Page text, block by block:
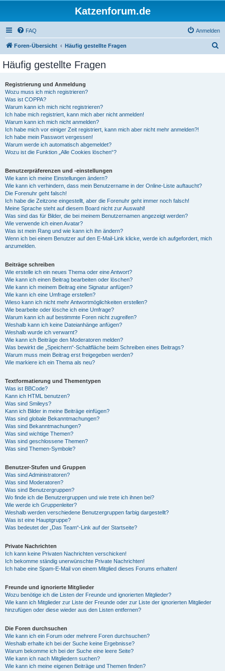
Katzenforum.de
FAQ Anmelden
Foren-Übersicht Häufig gestellte Fragen
Häufig gestellte Fragen
Registrierung und Anmeldung
Wozu muss ich mich registrieren?
Was ist COPPA?
Warum kann ich mich nicht registrieren?
Ich habe mich registriert, kann mich aber nicht anmelden!
Warum kann ich mich nicht anmelden?
Ich habe mich vor einiger Zeit registriert, kann mich aber nicht mehr anmelden?!
Ich habe mein Passwort vergessen!
Warum werde ich automatisch abgemeldet?
Wozu ist die Funktion „Alle Cookies löschen“?
Benutzerpräferenzen und -einstellungen
Wie kann ich meine Einstellungen ändern?
Wie kann ich verhindern, dass mein Benutzername in der Online-Liste auftaucht?
Die Forenuhr geht falsch!
Ich habe die Zeitzone eingestellt, aber die Forenuhr geht immer noch falsch!
Meine Sprache steht auf diesem Board nicht zur Auswahl!
Was sind das für Bilder, die bei meinem Benutzernamen angezeigt werden?
Wie verwende ich einen Avatar?
Was ist mein Rang und wie kann ich ihn ändern?
Wenn ich bei einem Benutzer auf den E-Mail-Link klicke, werde ich aufgefordert, mich
anzumelden.
Beiträge schreiben
Wie erstelle ich ein neues Thema oder eine Antwort?
Wie kann ich einen Beitrag bearbeiten oder löschen?
Wie kann ich meinem Beitrag eine Signatur anfügen?
Wie kann ich eine Umfrage erstellen?
Wieso kann ich nicht mehr Antwortmöglichkeiten erstellen?
Wie bearbeite oder lösche ich eine Umfrage?
Warum kann ich auf bestimmte Foren nicht zugreifen?
Weshalb kann ich keine Dateianhänge anfügen?
Weshalb wurde ich verwarnt?
Wie kann ich Beiträge den Moderatoren melden?
Was bewirkt die „Speichern“-Schaltfläche beim Schreiben eines Beitrags?
Warum muss mein Beitrag erst freigegeben werden?
Wie markiere ich ein Thema als neu?
Textformatierung und Thementypen
Was ist BBCode?
Kann ich HTML benutzen?
Was sind Smileys?
Kann ich Bilder in meine Beiträge einfügen?
Was sind globale Bekanntmachungen?
Was sind Bekanntmachungen?
Was sind wichtige Themen?
Was sind geschlossene Themen?
Was sind Themen-Symbole?
Benutzer-Stufen und Gruppen
Was sind Administratoren?
Was sind Moderatoren?
Was sind Benutzergruppen?
Wo finde ich die Benutzergruppen und wie trete ich ihnen bei?
Wie werde ich Gruppenleiter?
Weshalb werden verschiedene Benutzergruppen farbig dargestellt?
Was ist eine Hauptgruppe?
Was bedeutet der „Das Team“-Link auf der Startseite?
Private Nachrichten
Ich kann keine Privaten Nachrichten verschicken!
Ich bekomme ständig unerwünschte Private Nachrichten!
Ich habe eine Spam-E-Mail von einem Mitglied dieses Forums erhalten!
Freunde und ignorierte Mitglieder
Wozu benötige ich die Listen der Freunde und ignorierten Mitglieder?
Wie kann ich Mitglieder zur Liste der Freunde oder zur Liste der ignorierten Mitglieder
hinzufügen oder diese wieder aus den Listen entfernen?
Die Foren durchsuchen
Wie kann ich ein Forum oder mehrere Foren durchsuchen?
Weshalb erhalte ich bei der Suche keine Ergebnisse?
Warum bekomme ich bei der Suche eine leere Seite?
Wie kann ich nach Mitgliedern suchen?
Wie kann ich meine eigenen Beiträge und Themen finden?